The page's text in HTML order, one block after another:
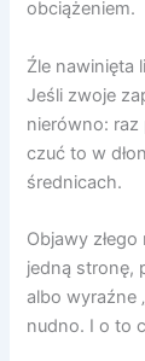
obciążeniem.
Źle nawinięta
Jeśli zwoje
nierówno: raz
czuć to w
średnicach.
Objawy
jedną stronę,
albo wyraźne
nudno. I o to